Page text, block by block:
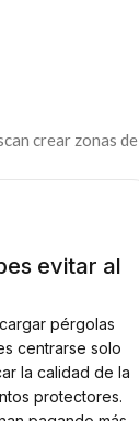
crear zonas de
evitar al
pérgolas
centrarse solo
la calidad de la
protectores.